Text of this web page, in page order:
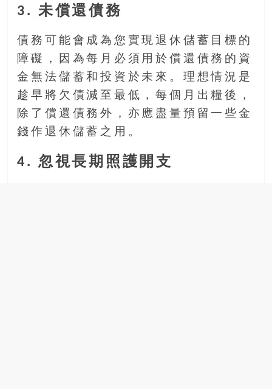
3. 未償還債務
債務可能會成為您實現退休儲蓄目標的
障礙，因為每月必須用於償還債務的資
金無法儲蓄和投資於未來。理想情況是
趁早將欠債減至最低，每個月出糧後，
除了償還債務外，亦應盡量預留一些金
錢作退休儲蓄之用。
4. 忽視長期照護開支